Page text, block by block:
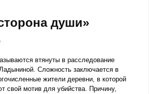
души»
втянуты в расследование
Сложность заключается в
жители деревни, в которой
свой мотив для убийства. Причину,